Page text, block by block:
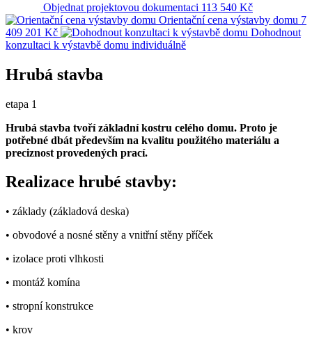
Objednat projektovou dokumentaci 113 540 Kč
Orientační cena výstavby domu 7
409 201 Kč
Dohodnout
konzultaci k výstavbě domu individuálně
Hrubá stavba
etapa 1
Hrubá stavba tvoří základní kostru celého domu. Proto je
potřebné dbát především na kvalitu použitého materiálu a
preciznost provedených prací.
Realizace hrubé stavby:
• základy (základová deska)
• obvodové a nosné stěny a vnitřní stěny příček
• izolace proti vlhkosti
• montáž komína
• stropní konstrukce
• krov